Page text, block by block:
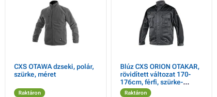
CXS OTAWA dzseki, polár,
szürke, méret
Raktáron
Blúz CXS ORION OTAKAR,
rövidített változat 170-
176cm, férfi, szürke-
fekete, méret
Raktáron